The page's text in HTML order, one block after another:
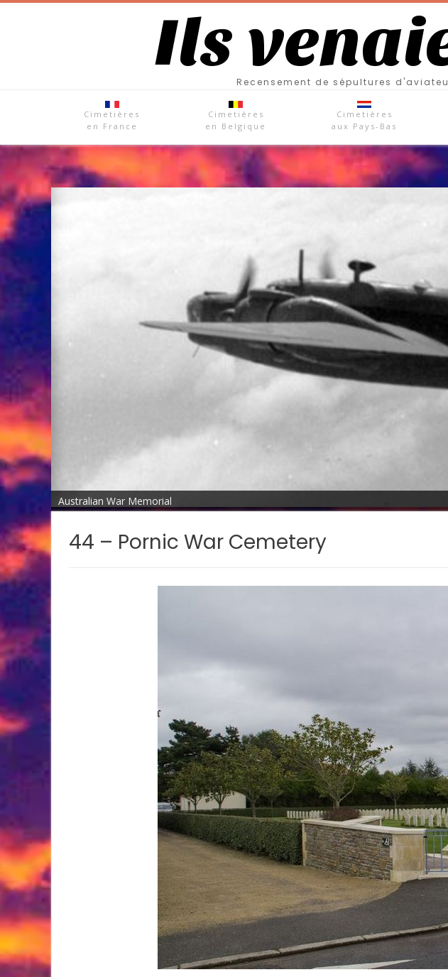
Ils
Recensement de sépultures
Cimetières
en France
Cimetières
en Belgique
Cimetières
aux Pays-Bas
Australian War Memorial
44 – Pornic War Cemetery